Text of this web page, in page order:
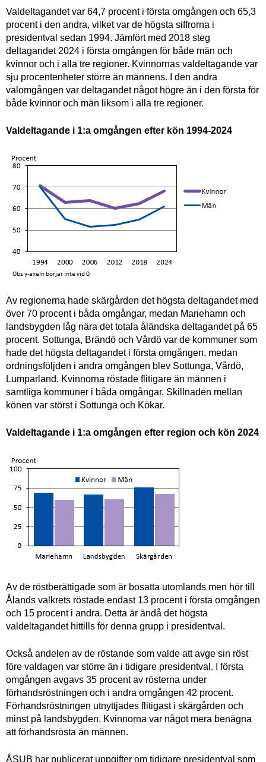
Valdeltagandet var 64,7 procent i första omgången och 65,3
procent i den andra, vilket var de högsta siffrorna i
presidentval sedan 1994. Jämfört med 2018 steg
deltagandet 2024 i första omgången för både män och
kvinnor och i alla tre regioner. Kvinnornas valdeltagande var
sju procentenheter större än männens. I den andra
valomgången var deltagandet något högre än i den första för
både kvinnor och män liksom i alla tre regioner.
Valdeltagande i 1:a omgången efter kön 1994-2024
Av regionerna hade skärgården det högsta deltagandet med
över 70 procent i båda omgångar, medan Mariehamn och
landsbygden låg nära det totala åländska deltagandet på 65
procent. Sottunga, Brändö och Vårdö var de kommuner som
hade det högsta deltagandet i första omgången, medan
ordningsföljden i andra omgången blev Sottunga, Vårdö,
Lumparland. Kvinnorna röstade flitigare än männen i
samtliga kommuner i båda omgångar. Skillnaden mellan
könen var störst i Sottunga och Kökar.
Valdeltagande i 1:a omgången efter region och kön 2024
Av de röstberättigade som är bosatta utomlands men hör till
Ålands valkrets röstade endast 13 procent i första omgången
och 15 procent i andra. Detta är ändå det högsta
valdeltagandet hittills för denna grupp i presidentval.
Också andelen av de röstande som valde att avge sin röst
före valdagen var större än i tidigare presidentval. I första
omgången avgavs 35 procent av rösterna under
förhandsröstningen och i andra omgången 42 procent.
Förhandsröstningen utnyttjades flitigast i skärgården och
minst på landsbygden. Kvinnorna var något mera benägna
att förhandsrösta än männen.
ÅSUB har publicerat uppgifter om tidigare presidentval som